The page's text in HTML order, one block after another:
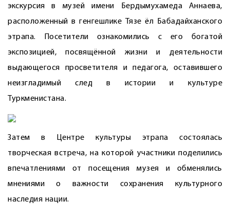
экскурсия в музей имени Бердымухамеда Аннаева,
расположенный в генгешлике Тязе ёл Бабадайханского
этрапа. Посетители ознакомились с его богатой
экспозицией, посвящённой жизни и деятельности
выдающегося просветителя и педагога, оставившего
неизгладимый след в истории и культуре
Туркменистана.
Затем в Центре культуры этрапа состоялась
творческая встреча, на которой участники поделились
впечатлениями от посещения музея и обменялись
мнениями о важности сохранения культурного
наследия нации.